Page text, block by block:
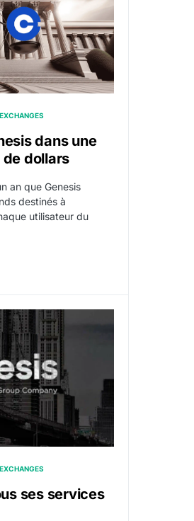
dans une
de dollars
an que Genesis
destinés à
utilisateur du
Terra LUNA
services de trading
ses services